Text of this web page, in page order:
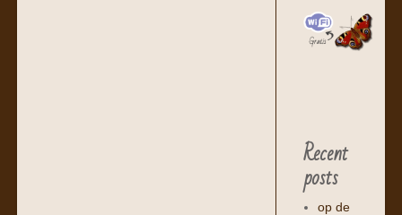
Recent
posts
op de